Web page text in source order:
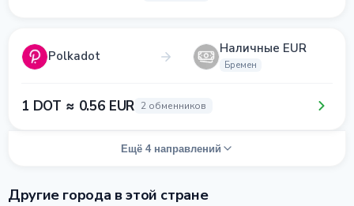
Polkadot Наличные EUR
Бремен
1 DOT ≈ 0.56 EUR 2 обменников
Ещё 4 направлений
Другие города в этой стране